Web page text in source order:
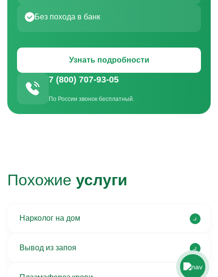
Узнать подробности
7 (800) 707-93-05
По России звонок бесплатный.
Без похода в банк
Похожие услуги
Нарколог на дом
Вывод из запоя